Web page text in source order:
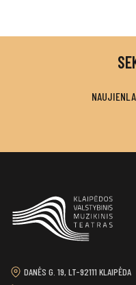
DANĖS G. 19, LT-92111 KLAIPĖDA